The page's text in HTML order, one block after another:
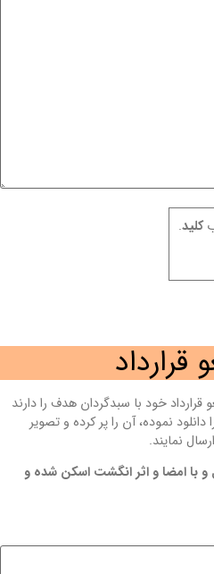
کلید.
قرارداد خود با سبدگردان هدف را دارند
دانلود نموده، آن را پر کرده و تصویر
نمایند.
با امضا و اثر انگشت اسکن شده و